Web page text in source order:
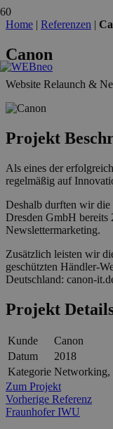
Home | Referenzen |
Canon
Website Relaunch &
Projekt
Als eines der
regelmäßig auf
Deshalb durften wir die
Dresden GmbH
Newslettermarketing.
Zusätzlich leisten wir
geschützten Händler-
Deutschland: canon-
Projekt
Kunde
Canon
Datum
2018
Kategorie Networking,
Zum Projekt
Vorherige Referenz
Fraunhofer IWU